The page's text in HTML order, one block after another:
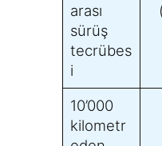
arası
sürüş
tecrübes
i
10’000
kilometr